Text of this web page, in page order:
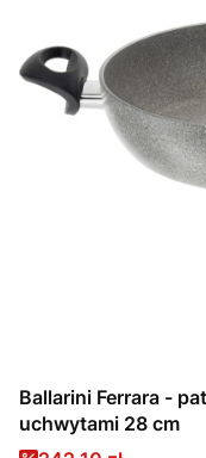
Ballarini Ferrara -
uchwytami 28 cm